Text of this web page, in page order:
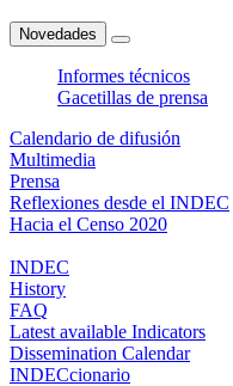
Novedades
Informes técnicos
Gacetillas de prensa
Calendario de difusión
Multimedia
Prensa
Reflexiones desde el INDEC
Hacia el Censo 2020
INDEC
History
FAQ
Latest available Indicators
Dissemination Calendar
INDECcionario